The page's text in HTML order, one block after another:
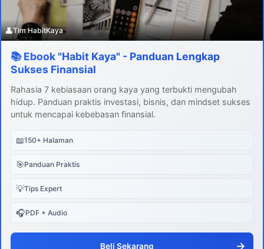
👤Tim HabitKaya
📚 Ebook "Habit Kaya" - Panduan Lengkap
Sukses Finansial
Rahasia 7 kebiasaan orang kaya yang terbukti mengubah
hidup. Panduan praktis investasi, bisnis, dan mindset sukses
untuk mencapai kebebasan finansial.
📖150+ Halaman
🎯Panduan Praktis
💡Tips Expert
🎧PDF + Audio
Beli Sekarang →